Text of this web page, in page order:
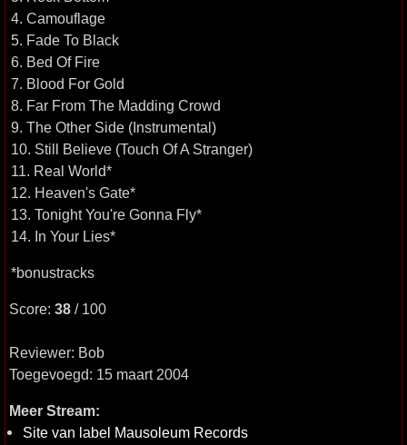
4. Camouflage
5. Fade To Black
6. Bed Of Fire
7. Blood For Gold
8. Far From The Madding Crowd
9. The Other Side (Instrumental)
10. Still Believe (Touch Of A Stranger)
11. Real World*
12. Heaven's Gate*
13. Tonight You're Gonna Fly*
14. In Your Lies*
*bonustracks
Score: 38 / 100
Reviewer: Bob
Toegevoegd: 15 maart 2004
Meer Stream:
Site van label Mausoleum Records